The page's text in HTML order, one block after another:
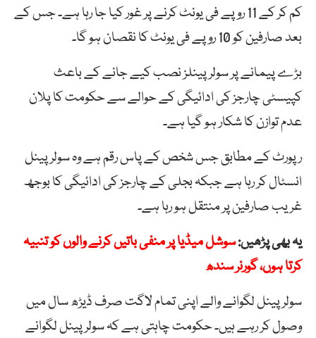
کم کر کے 11 روپے فی یونٹ کرنے پر غور کیا جا رہا ہے۔ جس کے
بعد صارفین کو 10 روپے فی یونٹ کا نقصان ہو گا۔
بڑے پیمانے پر سولر پینلز نصب کیے جانے کے باعث
کپیسٹی چارجز کی ادائیگی کے حوالے سے حکومت کا پلان
عدم توازن کا شکار ہو گیا ہے۔
رپورٹ کے مطابق جس شخص کے پاس رقم ہے وہ سولر پینل
انسٹال کر رہا ہے جبکہ بجلی کے چارجز کی ادائیگی کا بوجھ
غریب صارفین پر منتقل ہو رہا ہے۔
یہ بھی پڑھیں:سوشل میڈیا پر منفی باتیں کرنے والوں کو تنبیہ
کرتا ہوں، گورنر سندھ
سولر پینل لگوانے والے اپنی تمام لاگت صرف ڈیڑھ سال میں
وصول کر رہے ہیں۔ حکومت چاہتی ہے کہ سولر پینل لگوانے